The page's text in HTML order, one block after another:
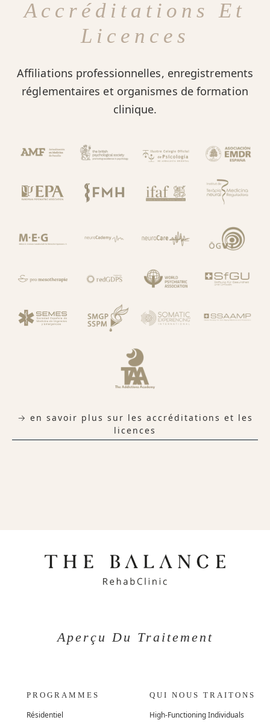
Accréditations Et
Licences
Affiliations professionnelles, enregistrements
réglementaires et organismes de formation
clinique.
→ en savoir plus sur les accréditations et les
licences
Aperçu Du Traitement
PROGRAMMES
Résidentiel
QUI NOUS TRAITONS
High-Functioning Individuals